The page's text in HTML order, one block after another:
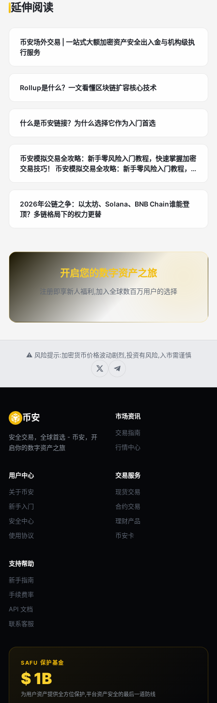
延伸阅读
币安场外交易 | 一站式大额加密资产安全出入金与机构级执
行服务
Rollup是什么？一文看懂区块链扩容核心技术
什么是币安链接？为什么选择它作为入门首选
币安模拟交易全攻略：新手零风险入门教程，快速掌握加密
交易技巧！ 币安模拟交易全攻略：新手零风险入门教程，
作为全球领先交易所币安推出的免费工具，让你用虚拟资金
零风险练习交易技能，避免真实损失。这篇教程将手把手教
你从注册到高级策略的全过程，帮助你快速上手，建立交易
2026年公链之争：以太坊、Solana、BNB Chain谁能登
顶？多链格局下的权力更替
开启您的数字资产之旅
注册即享新人福利,加入全球数百万用户的选择
⚠ 风险提示:加密货币价格波动剧烈,投资有风险,入市需谨慎
币安
安全交易，全球首选 - 币安，开
启你的数字资产之旅
市场资讯
交易指南
行情中心
用户中心
关于币安
新手入门
安全中心
使用协议
交易服务
现货交易
合约交易
理财产品
币安卡
支持帮助
新手指南
手续费率
API 文档
联系客服
SAFU 保护基金
$ 1B
为用户资产提供全方位保护,平台资产安全的最后一道防线